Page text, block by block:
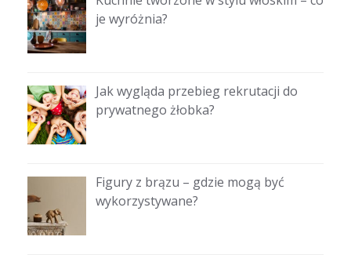
je wyróżnia?
Jak wygląda przebieg rekrutacji do
prywatnego żłobka?
Figury z brązu – gdzie mogą być
wykorzystywane?